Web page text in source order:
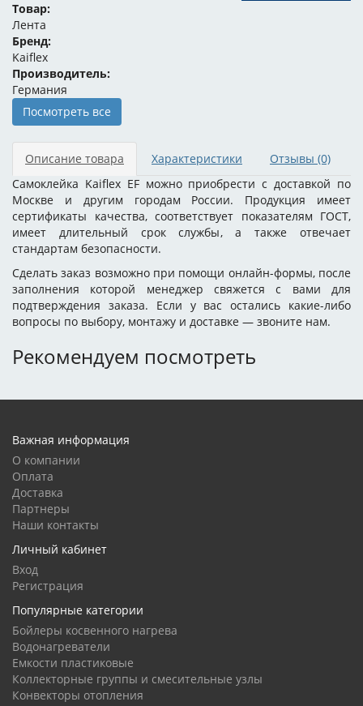
Товар:
Лента
Бренд:
Kaiflex
Производитель:
Германия
Посмотреть все
Описание товара Характеристики Отзывы (0)
Самоклейка Kaiflex EF можно приобрести с доставкой по
Москве и другим городам России. Продукция имеет
сертификаты качества, соответствует показателям ГОСТ,
имеет длительный срок службы, а также отвечает
стандартам безопасности.
Сделать заказ возможно при помощи онлайн-формы, после
заполнения которой менеджер свяжется с вами для
подтверждения заказа. Если у вас остались какие-либо
вопросы по выбору, монтажу и доставке — звоните нам.
Рекомендуем посмотреть
Важная информация
О компании
Оплата
Доставка
Партнеры
Наши контакты
Личный кабинет
Вход
Регистрация
Популярные категории
Бойлеры косвенного нагрева
Водонагреватели
Емкости пластиковые
Коллекторные группы и смесительные узлы
Конвекторы отопления